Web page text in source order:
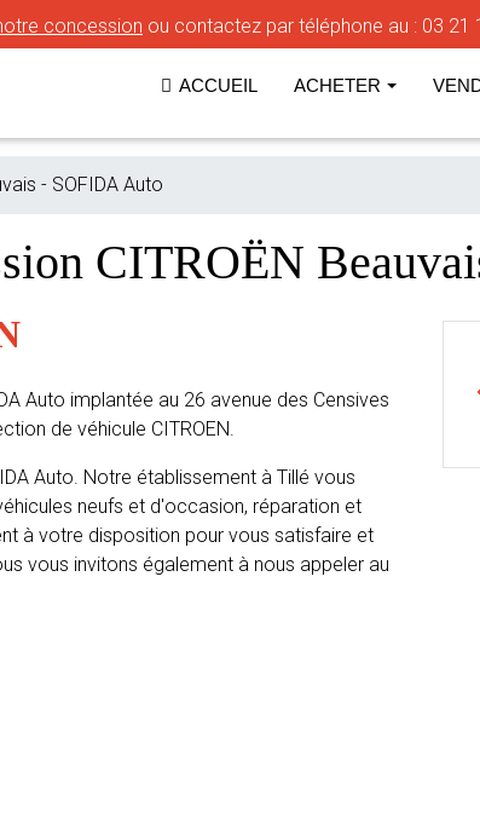
concession ou contactez par téléphone au : 03 21
ACCUEIL ACHETER
- SOFIDA Auto
CITROËN
Auto implantée au 26 avenue des Censives
de véhicule CITROEN.
Auto. Notre établissement à Tillé vous
neufs et d'occasion, réparation et
à votre disposition pour vous satisfaire et
vous invitons également à nous appeler au